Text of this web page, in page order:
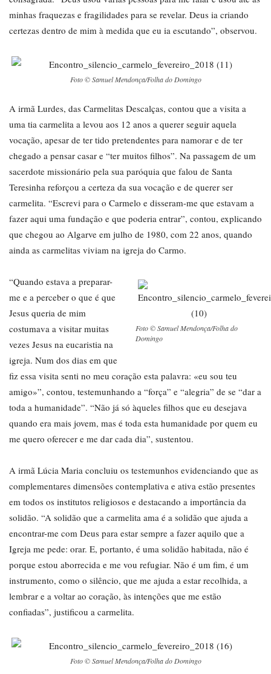
minhas fraquezas e fragilidades para se revelar. Deus ia criando
certezas dentro de mim à medida que eu ia escutando”, observou.
Foto © Samuel Mendonça/Folha do Domingo
A irmã Lurdes, das Carmelitas Descalças, contou que a visita a
uma tia carmelita a levou aos 12 anos a querer seguir aquela
vocação, apesar de ter tido pretendentes para namorar e de ter
chegado a pensar casar e “ter muitos filhos”. Na passagem de um
sacerdote missionário pela sua paróquia que falou de Santa
Teresinha reforçou a certeza da sua vocação e de querer ser
carmelita. “Escrevi para o Carmelo e disseram-me que estavam a
fazer aqui uma fundação e que poderia entrar”, contou, explicando
que chegou ao Algarve em julho de 1980, com 22 anos, quando
ainda as carmelitas viviam na igreja do Carmo.
Foto © Samuel Mendonça/Folha do
Domingo
“Quando estava a preparar-
me e a perceber o que é que
Jesus queria de mim
costumava a visitar muitas
vezes Jesus na eucaristia na
igreja. Num dos dias em que
fiz essa visita senti no meu coração esta palavra: «eu sou teu
amigo»”, contou, testemunhando a “força” e “alegria” de se “dar a
toda a humanidade”. “Não já só àqueles filhos que eu desejava
quando era mais jovem, mas é toda esta humanidade por quem eu
me quero oferecer e me dar cada dia”, sustentou.
A irmã Lúcia Maria concluiu os testemunhos evidenciando que as
complementares dimensões contemplativa e ativa estão presentes
em todos os institutos religiosos e destacando a importância da
solidão. “A solidão que a carmelita ama é a solidão que ajuda a
encontrar-me com Deus para estar sempre a fazer aquilo que a
Igreja me pede: orar. E, portanto, é uma solidão habitada, não é
porque estou aborrecida e me vou refugiar. Não é um fim, é um
instrumento, como o silêncio, que me ajuda a estar recolhida, a
lembrar e a voltar ao coração, às intenções que me estão
confiadas”, justificou a carmelita.
Foto © Samuel Mendonça/Folha do Domingo